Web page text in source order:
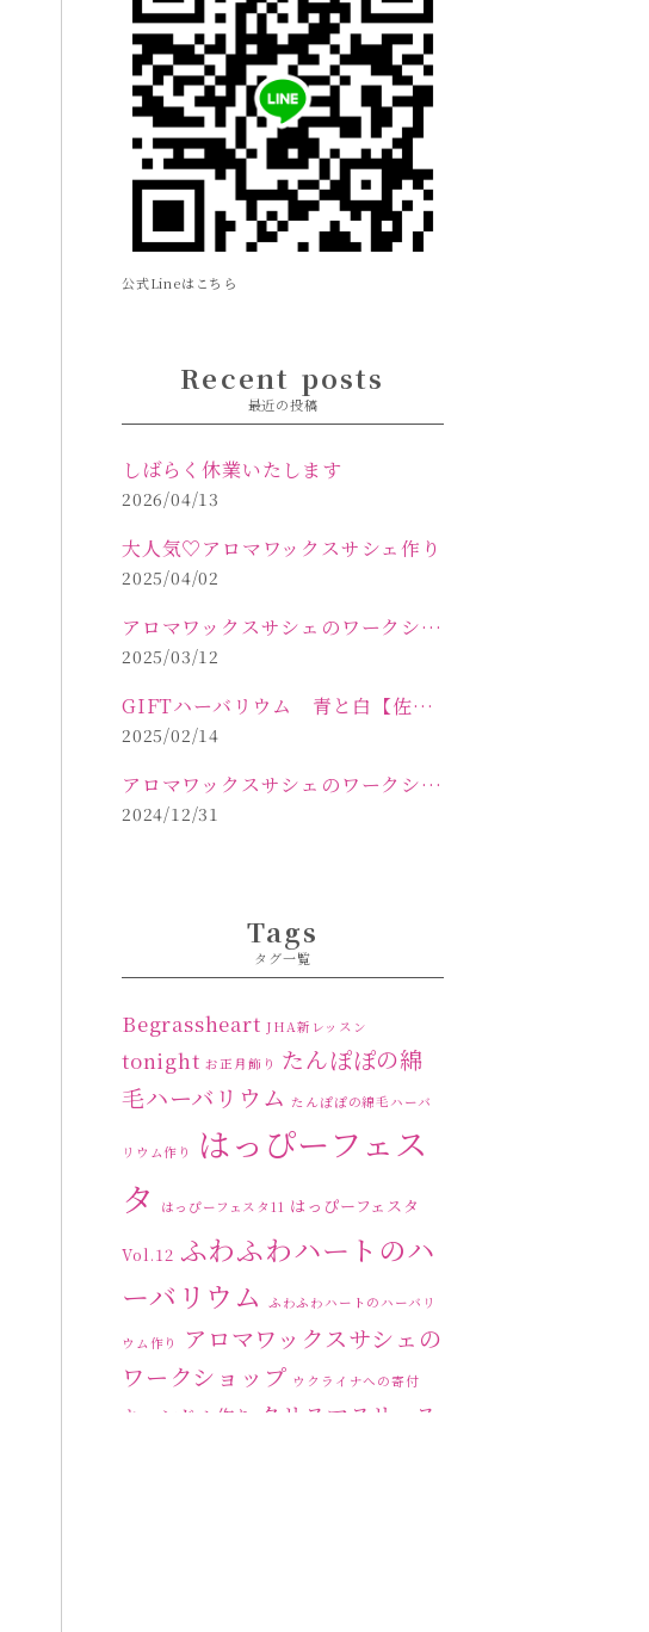
公式Lineはこちら
Recent posts
最近の投稿
しばらく休業いたします
2026/04/13
大人気♡アロマワックスサシェ作り
2025/04/02
アロマワックスサシェのワークショップinPOLA中込原店 VOL.2
2025/03/12
GIFTハーバリウム 青と白【佐久市 ハーバリウム ギフト】
2025/02/14
アロマワックスサシェのワークショップinPOLA中込原店ご報告【佐久市 キャンドル サシェ】
2024/12/31
Tags
タグ一覧
Begrassheart JHA新レッスン
tonight お正月飾り たんぽぽの綿
毛ハーバリウム たんぽぽの綿毛ハーバ
リウム作り
はっぴーフェス
タ
はっぴーフェスタ11 はっぴーフェスタ
Vol.12 ふわふわハートのハ
ーバリウム ふわふわハートのハーバリ
ウム作り
アロマワックスサシェの
ワークショップ ウクライナへの寄付
キャンドル作り クリスマスリース